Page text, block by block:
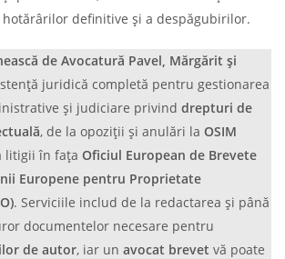
definitive și a despăgubirilor.
de Avocatură Pavel, Mărgărit și
juridică completă pentru gestionarea
și judiciare privind drepturi de
, de la opoziții și anulări la OSIM
litigii în fața Oficiul European de Brevete
Europene pentru Proprietate
. Serviciile includ de la redactarea și până
documentelor necesare pentru
de autor, iar un avocat brevet vă poate